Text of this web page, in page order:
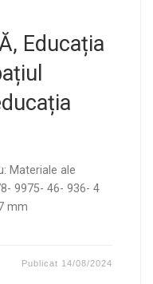
Educația
Materiale ale
9975- 46- 936- 4
mm
Publicat 14/08/2024